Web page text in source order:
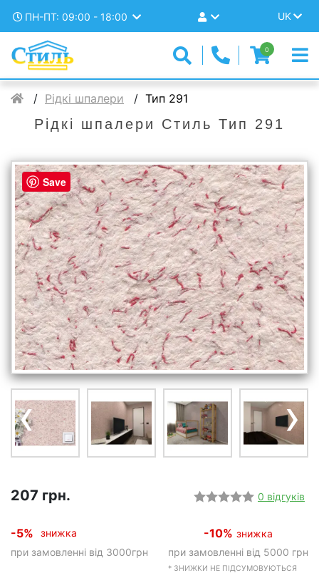
ПН-ПТ: 09:00 - 18:00 UK
0
Рідкі шпалери Тип 291
Рідкі шпалери Стиль Тип 291
‹ ›
207 грн. 0 відгуків
-5%
знижка
при замовленні від 3000грн
-10% знижка
при замовленні від 5000 грн
* ЗНИЖКИ НЕ ПІДСУМОВУЮТЬСЯ
Save